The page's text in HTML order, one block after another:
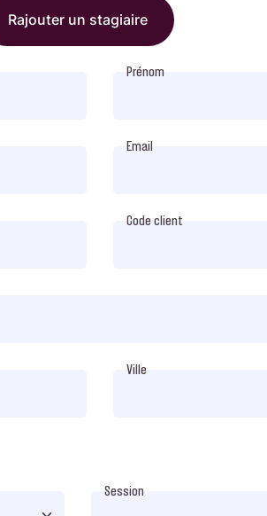
Rajouter un stagiaire
Prénom
Email
Code client
Ville
Session